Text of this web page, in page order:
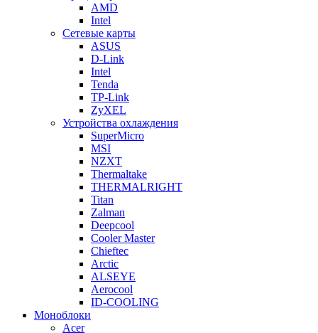
AMD
Intel
Сетевые карты
ASUS
D-Link
Intel
Tenda
TP-Link
ZyXEL
Устройства охлаждения
SuperMicro
MSI
NZXT
Thermaltake
THERMALRIGHT
Titan
Zalman
Deepcool
Cooler Master
Chieftec
Arctic
ALSEYE
Aerocool
ID-COOLING
Моноблоки
Acer